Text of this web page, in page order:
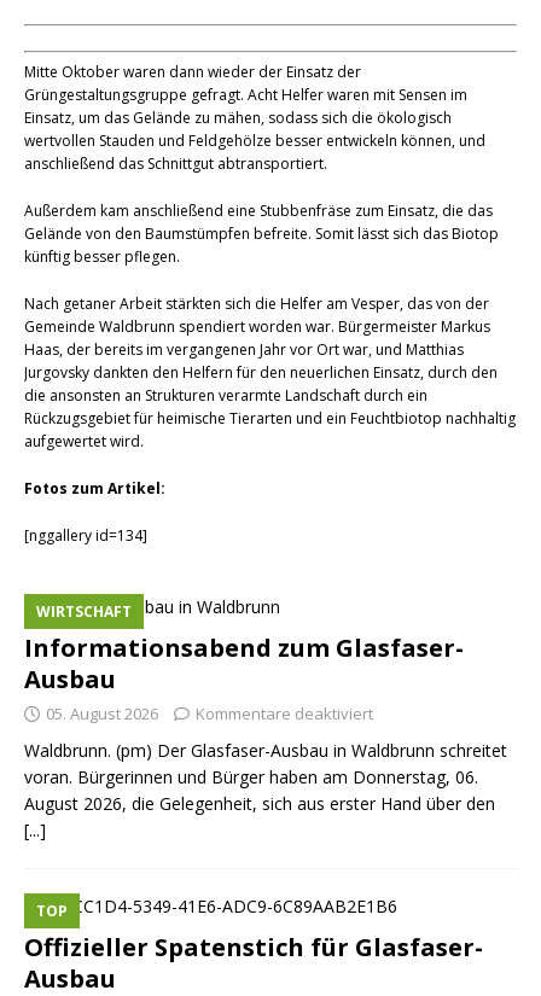
Mitte Oktober waren dann wieder der Einsatz der
Grüngestaltungsgruppe gefragt. Acht Helfer waren mit Sensen im
Einsatz, um das Gelände zu mähen, sodass sich die ökologisch
wertvollen Stauden und Feldgehölze besser entwickeln können, und
anschließend das Schnittgut abtransportiert.
Außerdem kam anschließend eine Stubbenfräse zum Einsatz, die das
Gelände von den Baumstümpfen befreite. Somit lässt sich das Biotop
künftig besser pflegen.
Nach getaner Arbeit stärkten sich die Helfer am Vesper, das von der
Gemeinde Waldbrunn spendiert worden war. Bürgermeister Markus
Haas, der bereits im vergangenen Jahr vor Ort war, und Matthias
Jurgovsky dankten den Helfern für den neuerlichen Einsatz, durch den
die ansonsten an Strukturen verarmte Landschaft durch ein
Rückzugsgebiet für heimische Tierarten und ein Feuchtbiotop nachhaltig
aufgewertet wird.
Fotos zum Artikel:
[nggallery id=134]
Informationsabend zum Glasfaser-
Ausbau
WIRTSCHAFT
05. August 2026 Kommentare deaktiviert
Waldbrunn. (pm) Der Glasfaser-Ausbau in Waldbrunn schreitet
voran. Bürgerinnen und Bürger haben am Donnerstag, 06.
August 2026, die Gelegenheit, sich aus erster Hand über den
[...]
Offizieller Spatenstich für Glasfaser-
Ausbau
TOP